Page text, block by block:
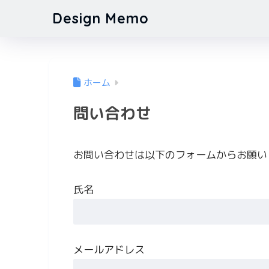
Design Memo
ホーム
問い合わせ
お問い合わせは以下のフォームからお願
氏名
メールアドレス